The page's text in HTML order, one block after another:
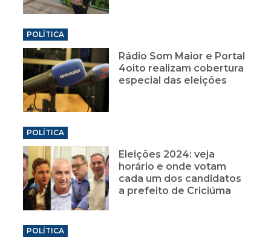
POLÍTICA
Rádio Som Maior e Portal
4oito realizam cobertura
especial das eleições
POLÍTICA
Eleições 2024: veja
horário e onde votam
cada um dos candidatos
a prefeito de Criciúma
POLÍTICA